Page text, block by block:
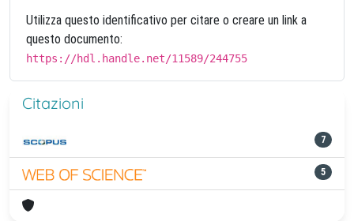
Utilizza questo identificativo per citare o creare un link a
questo documento:
https://hdl.handle.net/11589/244755
Citazioni
7
5